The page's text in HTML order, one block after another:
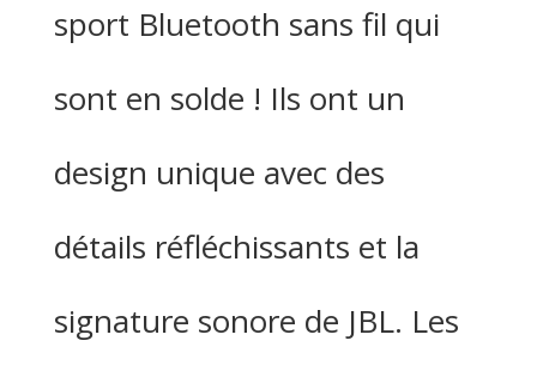
sport Bluetooth sans fil qui
sont en solde ! Ils ont un
design unique avec des
détails réfléchissants et la
signature sonore de JBL. Les